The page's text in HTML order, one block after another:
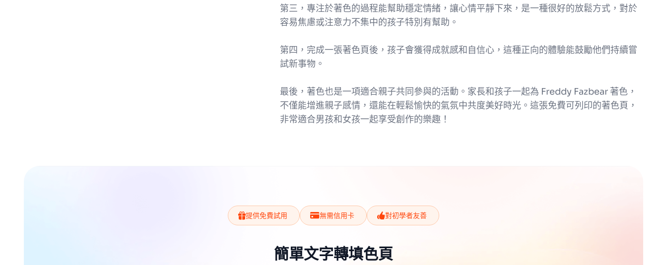
第三，專注於著色的過程能幫助穩定情緒，讓心情平靜下來，是一種很好的放鬆方式，對於
容易焦慮或注意力不集中的孩子特別有幫助。
第四，完成一張著色頁後，孩子會獲得成就感和自信心，這種正向的體驗能鼓勵他們持續嘗
試新事物。
最後，著色也是一項適合親子共同參與的活動。家長和孩子一起為 Freddy Fazbear 著色，
不僅能增進親子感情，還能在輕鬆愉快的氣氛中共度美好時光。這張免費可列印的著色頁，
非常適合男孩和女孩一起享受創作的樂趣！
提供免費試用 無需信用卡 對初學者友善
簡單文字轉填色頁